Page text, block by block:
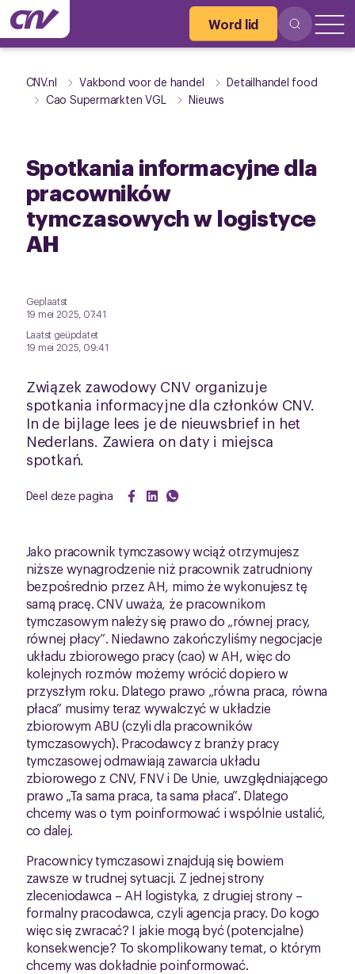
Word lid
CNV.nl Vakbond voor de handel
Detailhandel food
Cao Supermarkten VGL
Nieuws
Spotkania informacyjne dla
pracowników
tymczasowych w logistyce
AH
Geplaatst
19 mei 2025, 07:41
Laatst geüpdatet
19 mei 2025, 09:41
Związek zawodowy CNV organizuje
spotkania informacyjne dla członków CNV.
In de bijlage lees je de nieuwsbrief in het
Nederlans. Zawiera on daty i miejsca
spotkań.
Deel deze pagina
Jako pracownik tymczasowy wciąż otrzymujesz
niższe wynagrodzenie niż pracownik zatrudniony
bezpośrednio przez AH, mimo że wykonujesz tę
samą pracę. CNV uważa, że pracownikom
tymczasowym należy się prawo do „równej pracy,
równej płacy”. Niedawno zakończyliśmy negocjacje
układu zbiorowego pracy (cao) w AH, więc do
kolejnych rozmów możemy wrócić dopiero w
przyszłym roku. Dlatego prawo „równa praca, równa
płaca” musimy teraz wywalczyć w układzie
zbiorowym ABU (czyli dla pracowników
tymczasowych). Pracodawcy z branży pracy
tymczasowej odmawiają zawarcia układu
zbiorowego z CNV, FNV i De Unie, uwzględniającego
prawo „Ta sama praca, ta sama płaca”. Dlatego
chcemy was o tym poinformować i wspólnie ustalić,
co dalej.
Pracownicy tymczasowi znajdują się bowiem
zawsze w trudnej sytuacji. Z jednej strony
zleceniodawca – AH logistyka, z drugiej strony –
formalny pracodawca, czyli agencja pracy. Do kogo
więc się zwracać? I jakie mogą być (potencjalne)
konsekwencje? To skomplikowany temat, o którym
chcemy was dokładnie poinformować.